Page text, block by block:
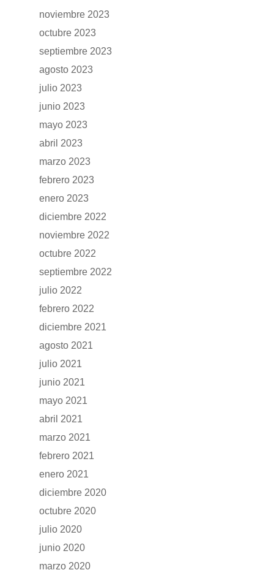
noviembre 2023
octubre 2023
septiembre 2023
agosto 2023
julio 2023
junio 2023
mayo 2023
abril 2023
marzo 2023
febrero 2023
enero 2023
diciembre 2022
noviembre 2022
octubre 2022
septiembre 2022
julio 2022
febrero 2022
diciembre 2021
agosto 2021
julio 2021
junio 2021
mayo 2021
abril 2021
marzo 2021
febrero 2021
enero 2021
diciembre 2020
octubre 2020
julio 2020
junio 2020
marzo 2020